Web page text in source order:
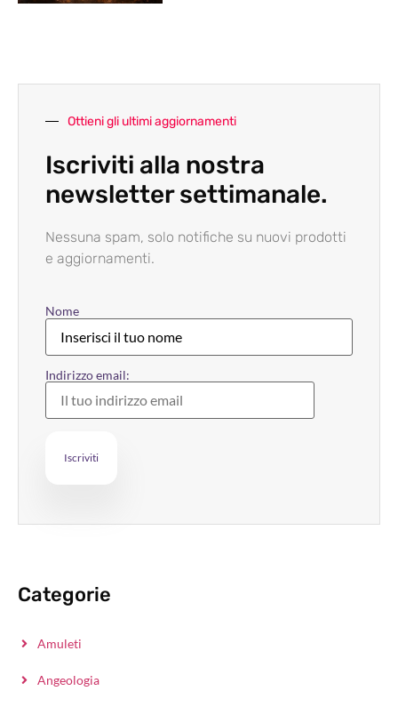
Ottieni gli ultimi aggiornamenti
Iscriviti alla nostra
newsletter settimanale.
Nessuna spam, solo notifiche su nuovi prodotti
e aggiornamenti.
Nome
Indirizzo email:
Categorie
Amuleti
Angeologia